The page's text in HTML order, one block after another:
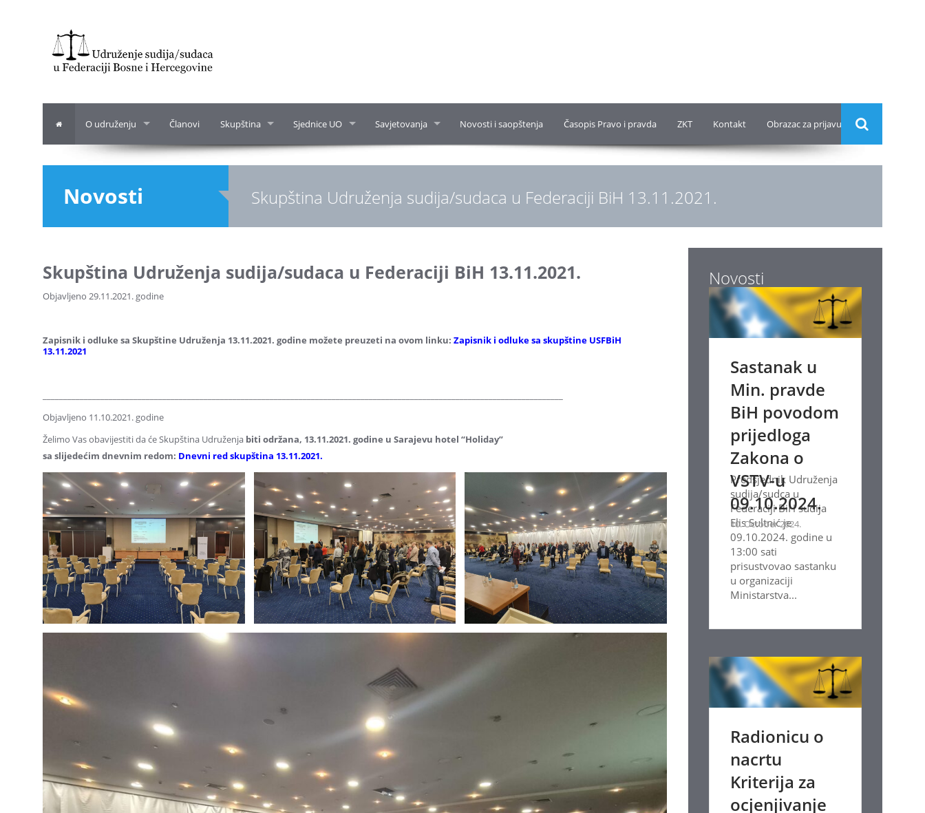
O udruženju Članovi Skupština Sjednice UO Savjetovanja Novosti i saopštenja Časopis Pravo i pravda ZKT Kontakt Obrazac za prijavu
Novosti Skupština Udruženja sudija/sudaca u Federaciji BiH 13.11.2021.
Skupština Udruženja sudija/sudaca u Federaciji BiH 13.11.2021.
Objavljeno 29.11.2021. godine
Zapisnik i odluke sa Skupštine Udruženja 13.11.2021. godine možete preuzeti na ovom linku: Zapisnik i odluke sa skupštine USFBiH
13.11.2021
Objavljeno 11.10.2021. godine
Želimo Vas obavijestiti da će Skupština Udruženja biti održana, 13.11.2021. godine u Sarajevu hotel “Holiday”
sa slijedećim dnevnim redom: Dnevni red skupština 13.11.2021.
Novosti
Sastanak u
Min. pravde
BiH povodom
prijedloga
Zakona o
VSTV-u
09.10.2024.
10. October 2024.
Predsjednik Udruženja
sudija/sudca u
Federaciji BiH sudija
Elis Sultnić je
09.10.2024. godine u
13:00 sati
prisustvovao sastanku
u organizaciji
Ministarstva...
Radionicu o
nacrtu
Kriterija za
ocjenjivanje